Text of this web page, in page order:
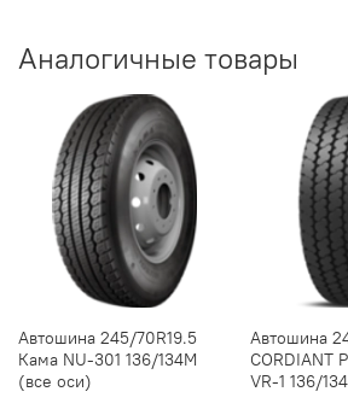
Аналогичные товары
Автошина 245/70R19.5
Кама NU-301 136/134M
(все оси)
Автошина
CORDIANT
VR-1 136/